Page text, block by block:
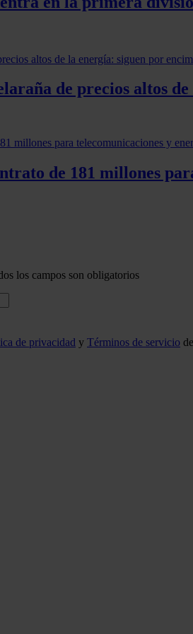
de precios altos
de 181 millones
los campos son obligatorios
de privacidad y Términos de servicio